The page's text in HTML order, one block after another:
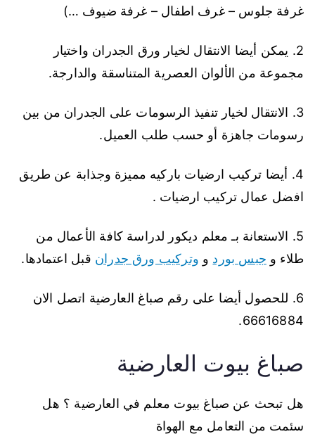
غرفة جلوس – غرف اطفال – غرفة ضيوف …)
2. يمكن أيضا الانتقال لخيار ورق الجدران واختيار
مجموعة من الألوان العصرية المتناسقة والدارجة.
3. الانتقال لخيار تنفيذ الرسومات على الجدران من بين
رسومات جاهزة أو حسب طلب العميل.
4. أيضا تركيب ارضيات باركيه مميزة وجذابة عن طريق
افضل عمال تركيب ارضيات .
5. الاستعانة بـ معلم ديكور لدراسة كافة الأعمال من
طلاء و جبس بورد و وتركيب ورق جدران قبل اعتمادها.
6. للحصول أيضا على رقم صباغ العارضية اتصل الان
66616884.
صباغ بيوت العارضية
هل تبحث عن صباغ بيوت معلم في العارضية ؟ هل
سئمت من التعامل مع الهواة